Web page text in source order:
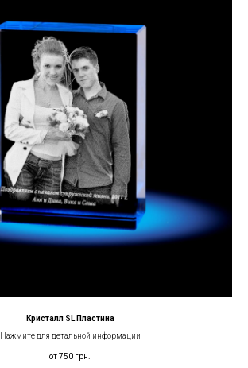
Кристалл SL Пластина
Нажмите для детальной информации
от 750 грн.